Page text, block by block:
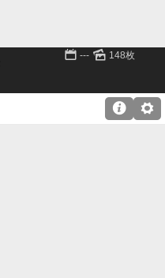
📅 --- 🌄 148枚
⚙
